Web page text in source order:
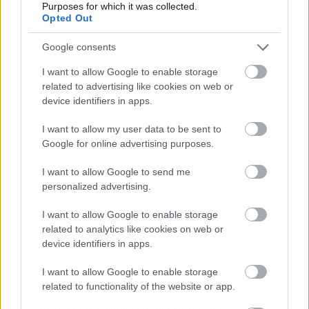
Purposes for which it was collected.
Opted Out
Google consents
I want to allow Google to enable storage
related to advertising like cookies on web or
device identifiers in apps.
I want to allow my user data to be sent to
Google for online advertising purposes.
I want to allow Google to send me
personalized advertising.
I want to allow Google to enable storage
related to analytics like cookies on web or
device identifiers in apps.
I want to allow Google to enable storage
related to functionality of the website or app.
Ski Classics Pro Tour – Sesong XVII
(2025/2026)
Renn 1: 13. desember 2025 –Bad Gastein
Pro Team Tempo – Sportgastein, Østerrike, 7
km
Renn 2:
14. desember 2025 – Bad Gastein
Criterium– Sportgastein, Østerrike, 36 km
Diagonela– Pontresina-Zuoz, Sveits, 55 km
Renn 4:25. januar 2026 –
Renn 5:
30. januar 2026 – Bedřichov Sprint
Bedřichov, Tsjekkia, 1,5 km
Bedřichov, Tsjekkia, 50 km
Renn 7:1. mars 2026 –Vasaloppet